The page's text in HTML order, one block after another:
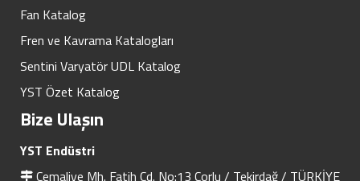
Fan Katalog
Fren ve Kavrama Katalogları
Sentini Varyatör UDL Katalog
YST Özet Katalog
Bize Ulaşın
YST Endüstri
Cemaliye Mh. Fatih Cd. No:13 Çorlu / Tekirdağ / TÜRKİYE